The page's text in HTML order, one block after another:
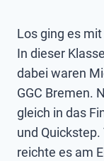
Los ging es
In dieser
dabei waren
GGC Bremen.
gleich in das
und
reichte es am